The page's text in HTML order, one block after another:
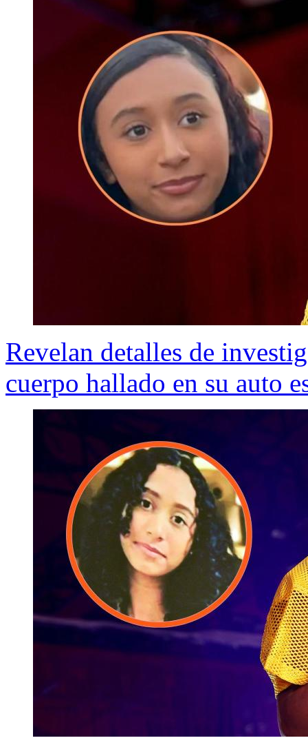
Revelan detalles de
cuerpo hallado en su auto